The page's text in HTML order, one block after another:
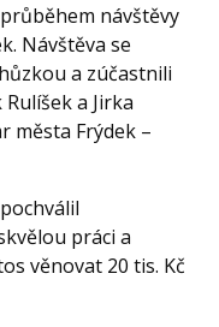
návštěvy
Návštěva se
a zúčastnili
a Jirka
města Frýdek –
práci a
věnovat 20 tis. Kč